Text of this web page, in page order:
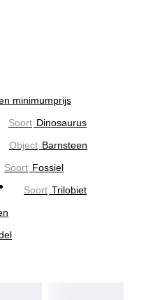
minimumprijs
Soort Dinosaurus
Object Barnsteen
Soort Fossiel
Soort Trilobiet